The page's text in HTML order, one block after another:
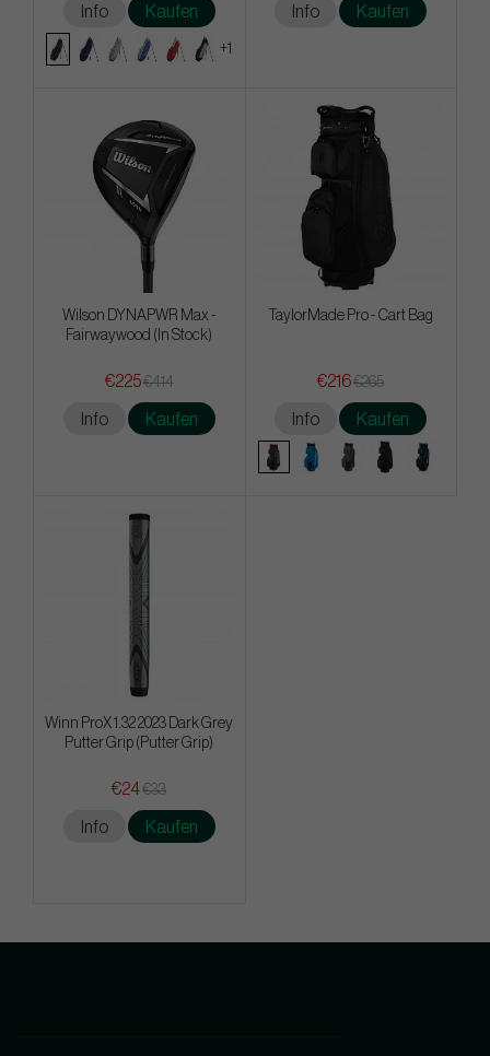
Info Kaufen
+1
Info Kaufen
Wilson DYNAPWR Max -
Fairwaywood (In Stock)
€225€414
Info Kaufen
TaylorMade Pro - Cart Bag
€216€265
Info Kaufen
Winn ProX 1.32 2023 Dark Grey
Putter Grip (Putter Grip)
€24€33
Info Kaufen